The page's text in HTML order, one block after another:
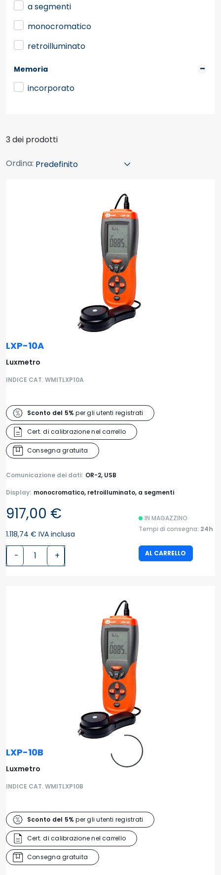
a segmenti
monocromatico
retroilluminato
Memoria
incorporato
3 dei prodotti
Ordina:
LXP-10A
Luxmetro
INDICE CAT. WMITLXP10A
Sconto del 5% per gli utenti registrati
Cert. di calibrazione nel carrello
Consegna gratuita
Comunicazione dei dati: OR-2, USB
Display: monocromatico, retroilluminato, a segmenti
917,00 €
1.118,74 € IVA inclusa
- +
IN MAGAZZINO
Tempi di consegna: 24h
AL CARRELLO
LXP-10B
Luxmetro
INDICE CAT. WMITLXP10B
Sconto del 5% per gli utenti registrati
Cert. di calibrazione nel carrello
Consegna gratuita